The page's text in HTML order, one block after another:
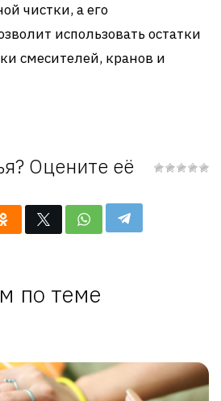
чистки, а его
использовать остатки
смесителей, кранов и
Оцените её
по теме